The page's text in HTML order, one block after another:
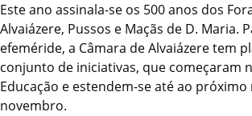
Este ano assinala-se os 500 anos dos
Alvaiázere, Pussos e Maçãs de D. Maria.
efeméride, a Câmara de Alvaiázere tem
conjunto de iniciativas, que começaram
Educação e estendem-se até ao próximo
novembro.